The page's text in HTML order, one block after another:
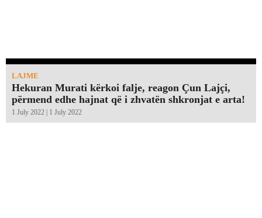
LAJME
Hekuran Murati kërkoi falje, reagon Çun Lajçi,
përmend edhe hajnat që i zhvatën shkronjat e arta!￼
1 July 2022 | 1 July 2022